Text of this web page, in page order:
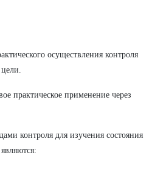
осуществления контроля
практическое применение через
контроля для изучения состояния